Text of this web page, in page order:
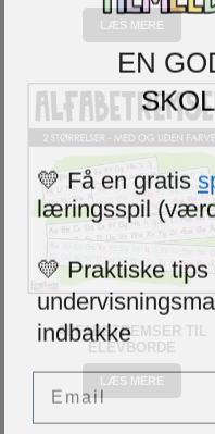
LÆS MERE
ALFABETREMSER TIL
ELEVBORDE
LÆS MERE
EN
💛 Få en gratis
læringsspil
💛 Praktiske tips
indbakke
Email